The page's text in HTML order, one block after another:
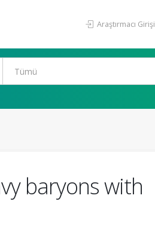
Araştırmacı Girişi
baryons with